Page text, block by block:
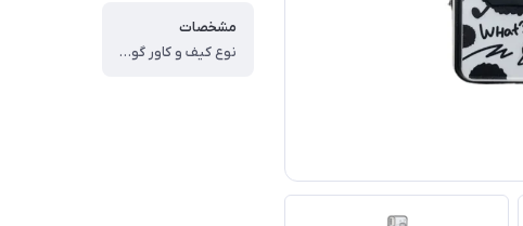
مشخصات
نوع کیف و کاور گوشی ، کاور ، وزن ، ۶۰ گرم ، سازگار با گوشی موبایل ، Samsung Galaxy A۱۱ ، ساختار ، مات ، سطح پوشش ، حفاظت از دکمه‌ها ، لبه راست ، لبه چپ ، لبه پایینی ، لبه بالایی ، قاب پشتی